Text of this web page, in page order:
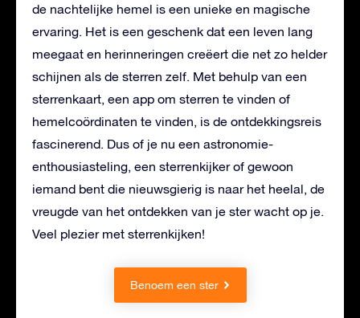
de nachtelijke hemel is een unieke en magische
ervaring. Het is een geschenk dat een leven lang
meegaat en herinneringen creëert die net zo helder
schijnen als de sterren zelf. Met behulp van een
sterrenkaart, een app om sterren te vinden of
hemelcoördinaten te vinden, is de ontdekkingsreis
fascinerend. Dus of je nu een astronomie-
enthousiasteling, een sterrenkijker of gewoon
iemand bent die nieuwsgierig is naar het heelal, de
vreugde van het ontdekken van je ster wacht op je.
Veel plezier met sterrenkijken!
Benoem een ster